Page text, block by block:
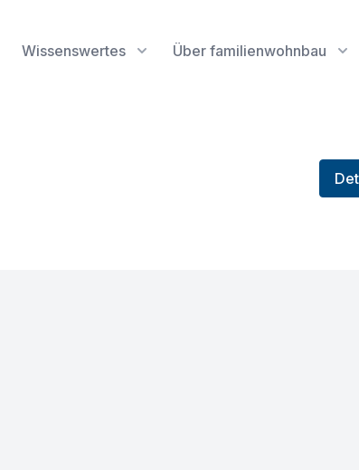
Wissenswertes Über familienwohnbau